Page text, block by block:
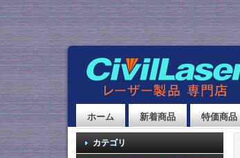
ホーム 新着商品 特価商品
カテゴリ